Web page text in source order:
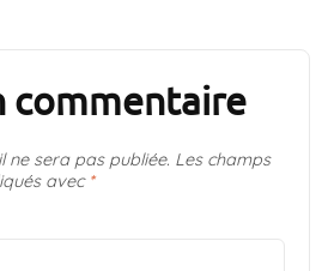
commentaire
ne sera pas publiée. Les champs
avec *